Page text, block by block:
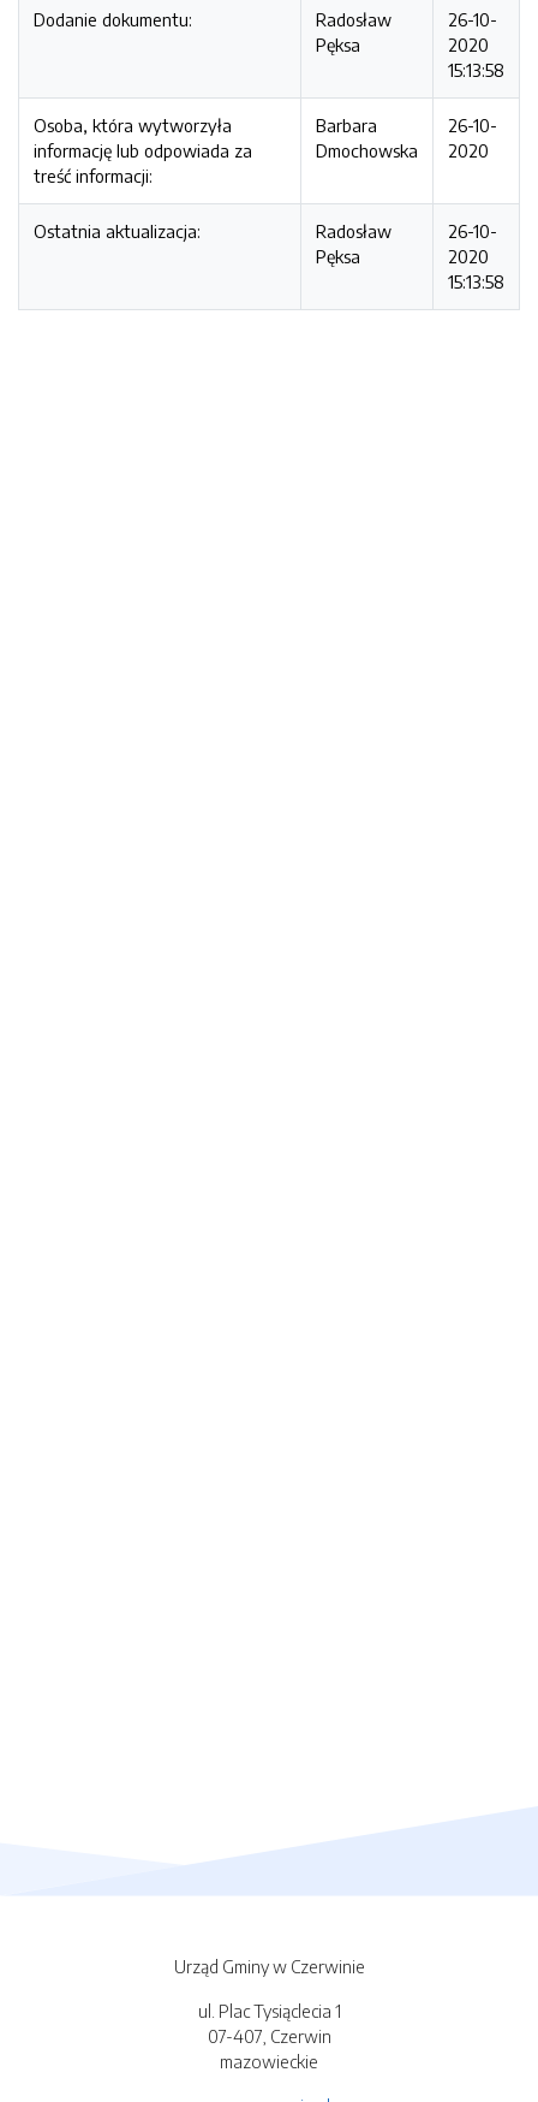
Dodanie dokumentu:
Radosław
Pęksa
26-10-
2020
15:13:58
Osoba, która wytworzyła
informację lub odpowiada za
treść informacji:
Barbara
Dmochowska
26-10-
2020
Ostatnia aktualizacja:
Radosław
Pęksa
26-10-
2020
15:13:58
Urząd Gminy w Czerwinie
ul. Plac Tysiąclecia 1
07-407, Czerwin
mazowieckie